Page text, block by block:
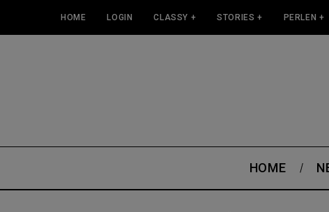
HOME LOGIN CLASSY + STORIES + PERLEN +
HOME